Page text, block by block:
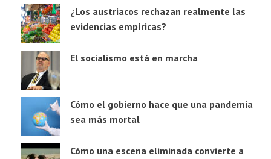
¿Los austriacos rechazan realmente las
evidencias empíricas?
El socialismo está en marcha
Cómo el gobierno hace que una pandemia
sea más mortal
Cómo una escena eliminada convierte a